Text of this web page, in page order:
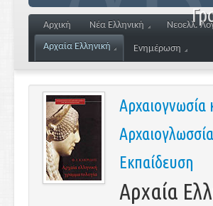
Αρχική Νέα Ελληνική
Νεοελλ.
Αρχαία Ελληνική
Ενημέρωση
Αρχαιογνωσία
Εκπαίδευση
Αρχαία